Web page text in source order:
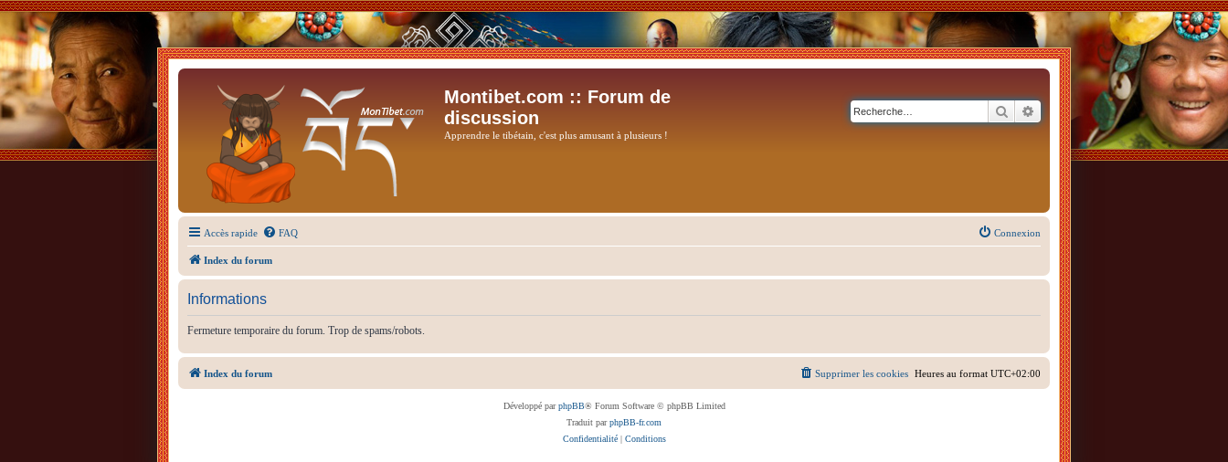
Montibet.com :: Forum de
discussion
Apprendre le tibétain, c'est plus amusant à plusieurs !
RechercherRecherche avancée
Accès rapide FAQ Connexion
Index du forum
Informations
Fermeture temporaire du forum. Trop de spams/robots.
Index du forum Heures au format UTC+02:00
Supprimer les cookies
Développé parphpBB® Forum Software © phpBB Limited
Traduit parphpBB-fr.com
Confidentialité| Conditions